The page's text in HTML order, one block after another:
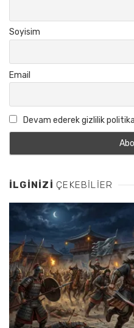
Soyisim
Email
Devam ederek gizlilik
İLGINIZI ÇEKEBILIER